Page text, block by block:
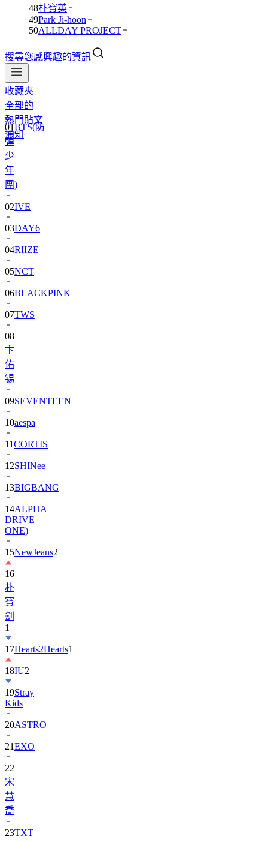
48朴寶英
49Park Ji-hoon
50ALLDAY PROJECT
搜尋您感興趣的資訊
收藏夾
全部的
熱門貼文
通知
01BTS(防
彈
少
年
團)
02IVE
03DAY6
04RIIZE
05NCT
06BLACKPINK
07TWS
08
卞
佑
锡
09
10aespa
11CORTIS
12SHINee
13BIGBANG
14ALPHA
DRIVE
ONE)
15NewJeans
16
朴
寶
劍
1
17
18IU2
19Stray
Kids
20ASTRO
21EXO
22
宋
慧
喬
23
24Suzy